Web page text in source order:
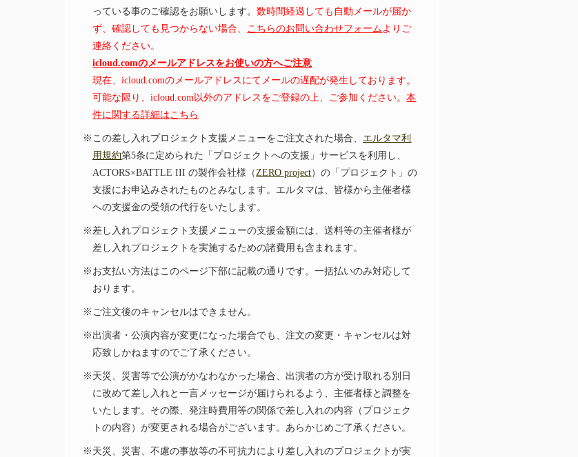
っている事のご確認をお願いします。数時間経過しても自動メールが届か
ず、確認しても見つからない場合、
こちらのお問い合わせフォーム よりご
連絡ください。
icloud.comのメールアドレスをお使いの方へご注意
現在、icloud.comのメールアドレスにてメールの遅配が発生しております。
可能な限り、icloud.com以外のアドレスをご登録の上、ご参加ください。本
件に関する詳細はこちら
※この差し入れプロジェクト支援メニューをご注文された場合、 エルタマ利
用規約第5条に定められた「プロジェクトへの支援」サービスを利用し、
ACTORS×BATTLE III の製作会社様（ ZERO project）の「プロジェクト」の
支援にお申込みされたものとみなします。エルタマは、皆様から主催者様
への支援金の受領の代行をいたします。
※差し入れプロジェクト支援メニューの支援金額には、送料等の主催者様が
差し入れプロジェクトを実施するための諸費用も含まれます。
※お支払い方法はこのページ下部に記載の通りです。一括払いのみ対応して
おります。
※ご注文後のキャンセルはできません。
※出演者・公演内容が変更になった場合でも、注文の変更・キャンセルは対
応致しかねますのでご了承ください。
※天災、災害等で公演がかなわなかった場合、出演者の方が受け取れる別日
に改めて差し入れと一言メッセージが届けられるよう、主催者様と調整を
いたします。その際、発注時費用等の関係で差し入れの内容（プロジェク
トの内容）が変更される場合がございます。あらかじめご了承ください。
※天災、災害、不慮の事故等の不可抗力により差し入れのプロジェクトが実